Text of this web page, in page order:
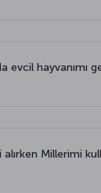
evcil hayvanımı
Millerimi